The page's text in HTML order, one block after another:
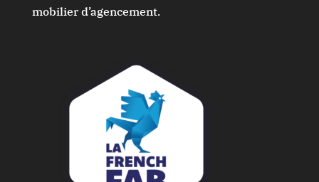
mobilier d’agencement.